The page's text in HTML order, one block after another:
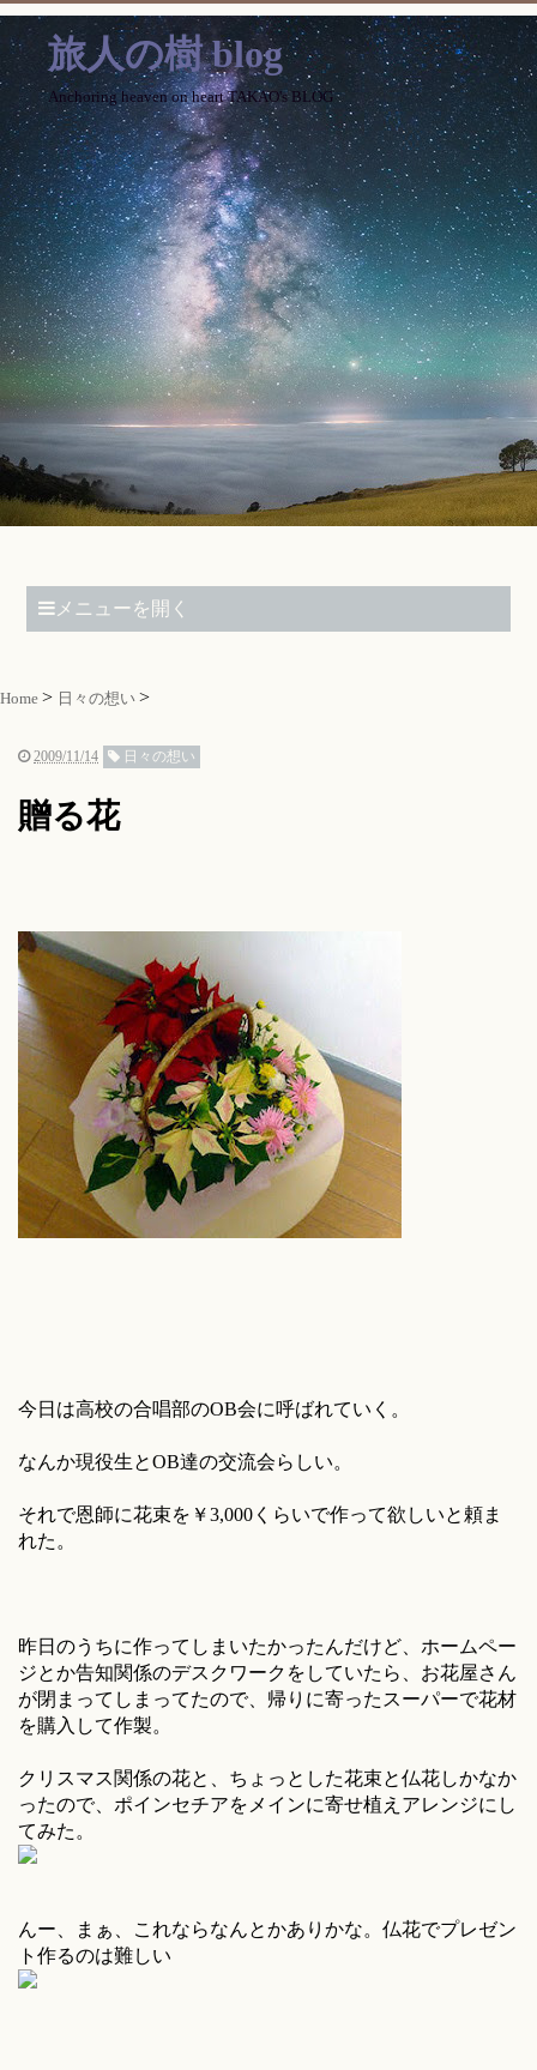
旅人の樹 blog
Anchoring heaven on heart TAKAO's BLOG
メニューを開く
Home 日々の想い
2009/11/14 日々の想い
贈る花
今日は高校の合唱部のOB会に呼ばれていく。
なんか現役生とOB達の交流会らしい。
それで恩師に花束を￥3,000くらいで作って欲しいと頼ま
れた。
昨日のうちに作ってしまいたかったんだけど、ホームペー
ジとか告知関係のデスクワークをしていたら、お花屋さん
が閉まってしまってたので、帰りに寄ったスーパーで花材
を購入して作製。
クリスマス関係の花と、ちょっとした花束と仏花しかなか
ったので、ポインセチアをメインに寄せ植えアレンジにし
てみた。
んー、まぁ、これならなんとかありかな。仏花でプレゼン
ト作るのは難しい